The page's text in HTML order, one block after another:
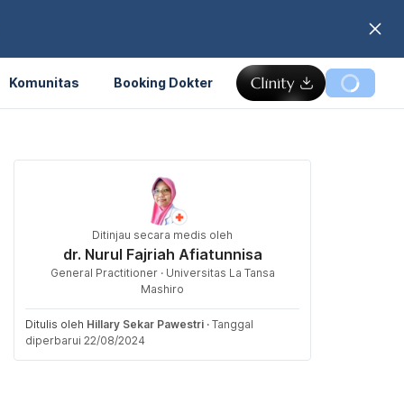
Komunitas Booking Dokter
Ditinjau secara medis oleh
dr. Nurul Fajriah Afiatunnisa
General Practitioner · Universitas La Tansa
Mashiro
Ditulis oleh Hillary Sekar Pawestri · Tanggal
diperbarui 22/08/2024